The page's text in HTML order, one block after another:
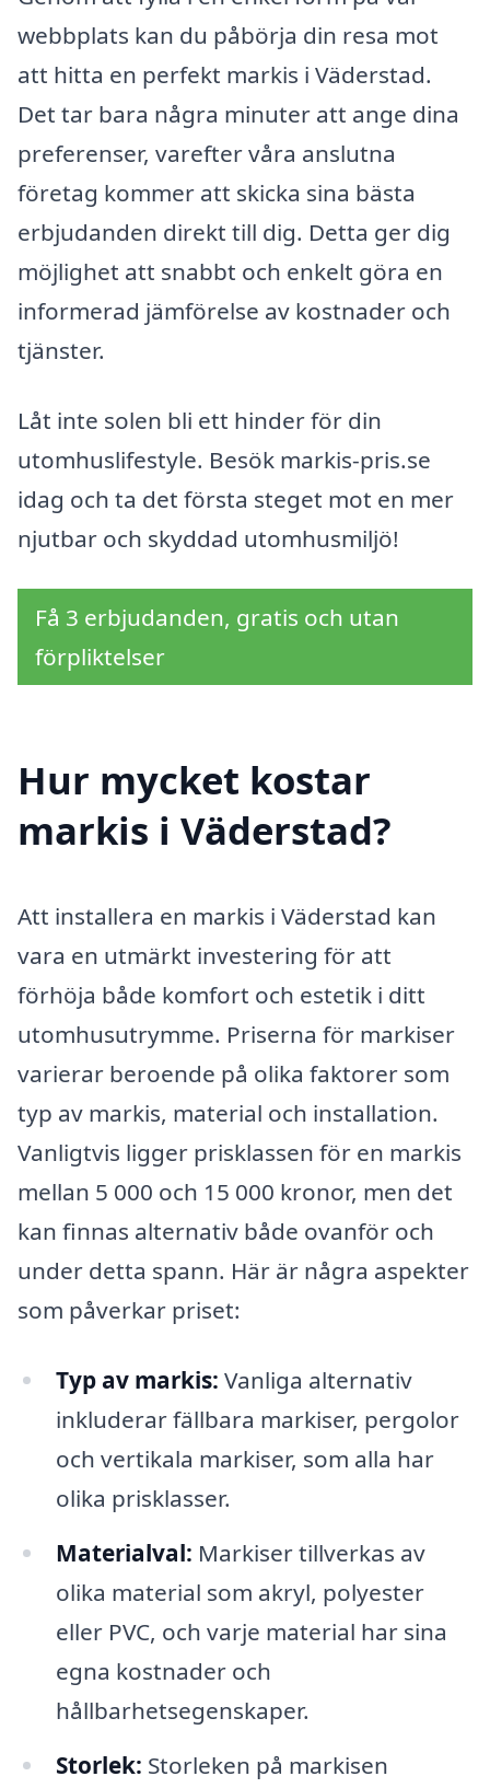
webbplats kan du påbörja din resa mot
att hitta en perfekt markis i Väderstad.
Det tar bara några minuter att ange dina
preferenser, varefter våra anslutna
företag kommer att skicka sina bästa
erbjudanden direkt till dig. Detta ger dig
möjlighet att snabbt och enkelt göra en
informerad jämförelse av kostnader och
tjänster.
Låt inte solen bli ett hinder för din
utomhuslifestyle. Besök markis-pris.se
idag och ta det första steget mot en mer
njutbar och skyddad utomhusmiljö!
Få 3 erbjudanden, gratis och utan
förpliktelser
Hur mycket kostar
markis i Väderstad?
Att installera en markis i Väderstad kan
vara en utmärkt investering för att
förhöja både komfort och estetik i ditt
utomhusutrymme. Priserna för markiser
varierar beroende på olika faktorer som
typ av markis, material och installation.
Vanligtvis ligger prisklassen för en markis
mellan 5 000 och 15 000 kronor, men det
kan finnas alternativ både ovanför och
under detta spann. Här är några aspekter
som påverkar priset:
Typ av markis: Vanliga alternativ
inkluderar fällbara markiser, pergolor
och vertikala markiser, som alla har
olika prisklasser.
Materialval: Markiser tillverkas av
olika material som akryl, polyester
eller PVC, och varje material har sina
egna kostnader och
hållbarhetsegenskaper.
Storlek: Storleken på markisen